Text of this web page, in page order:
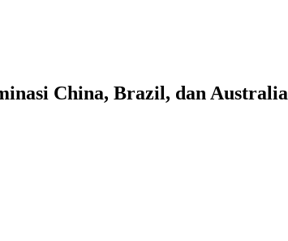
China, Brazil, dan Australia